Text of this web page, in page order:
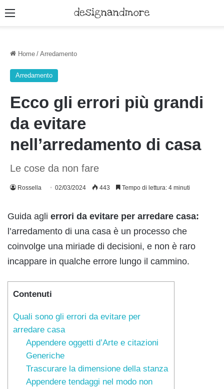
Menu
Home / Arredamento
Arredamento
Ecco gli errori più grandi
da evitare
nell’arredamento di casa
Le cose da non fare
Rossella 02/03/2024 443 Tempo di lettura: 4 minuti
Guida agli errori da evitare per arredare casa:
l’arredamento di una casa è un processo che
coinvolge una miriade di decisioni, e non è raro
incappare in qualche errore lungo il cammino.
Contenuti
Quali sono gli errori da evitare per
arredare casa
Appendere oggetti d’Arte e citazioni
Generiche
Trascurare la dimensione della stanza
Appendere tendaggi nel modo non